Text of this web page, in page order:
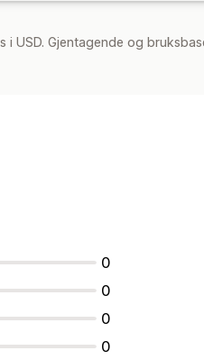
i USD. Gjentagende og
0
0
0
0